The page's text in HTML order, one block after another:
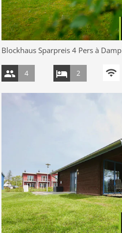
Blockhaus Sparpreis 4 Pers à Damp
4 2